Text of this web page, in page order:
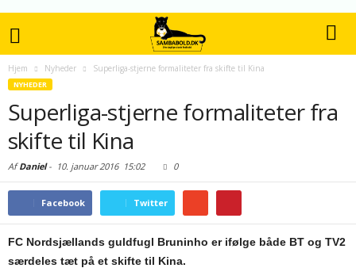
Hjem Nyheder Superliga-stjerne formaliteter fra skifte til Kina
NYHEDER
Superliga-stjerne formaliteter fra
skifte til Kina
AfDaniel- 10. januar 201615:02 0
Facebook Twitter
FC Nordsjællands guldfugl Bruninho er ifølge både BT og TV2
særdeles tæt på et skifte til Kina.